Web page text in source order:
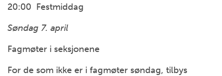
20:00 Festmiddag
Søndag 7. april
Fagmøter i seksjonene
For de som ikke er i fagmøter søndag, tilbys